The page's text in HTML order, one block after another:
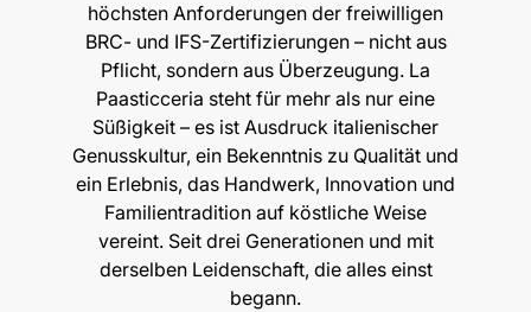
höchsten Anforderungen der freiwilligen
BRC- und IFS-Zertifizierungen – nicht aus
Pflicht, sondern aus Überzeugung. La
Paasticceria steht für mehr als nur eine
Süßigkeit – es ist Ausdruck italienischer
Genusskultur, ein Bekenntnis zu Qualität und
ein Erlebnis, das Handwerk, Innovation und
Familientradition auf köstliche Weise
vereint. Seit drei Generationen und mit
derselben Leidenschaft, die alles einst
begann.